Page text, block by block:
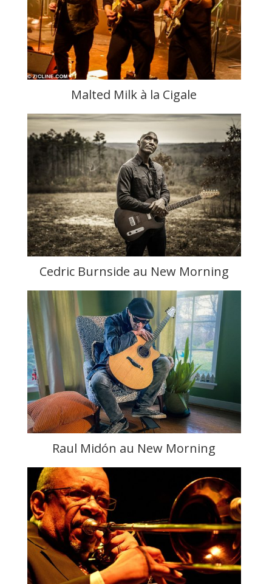
Malted Milk à la Cigale
Cedric Burnside au New Morning
Raul Midón au New Morning